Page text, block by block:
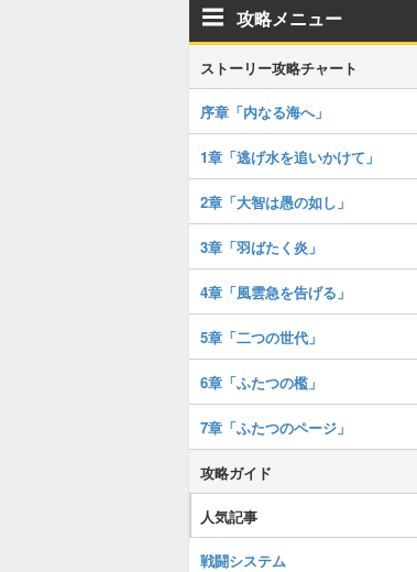
攻略メニュー
ストーリー攻略チャート
序章「内なる海へ」
1章「逃げ水を追いかけて」
2章「大智は愚の如し」
3章「羽ばたく炎」
4章「風雲急を告げる」
5章「二つの世代」
6章「ふたつの檻」
7章「ふたつのページ」
攻略ガイド
人気記事
戦闘システム